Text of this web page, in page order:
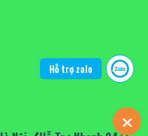
Hỗ trợ zalo